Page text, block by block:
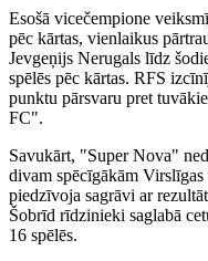
Esošā vicečempione
pēc kārtas, vienlaikus
Jevgeņijs Nerugals līdz
spēlēs pēc kārtas. RFS
punktu pārsvaru pret
FC".
Savukārt, "Super Nova"
divam spēcīgākām
piedzīvoja sagrāvi ar
Šobrīd rīdzinieki saglabā
16 spēlēs.